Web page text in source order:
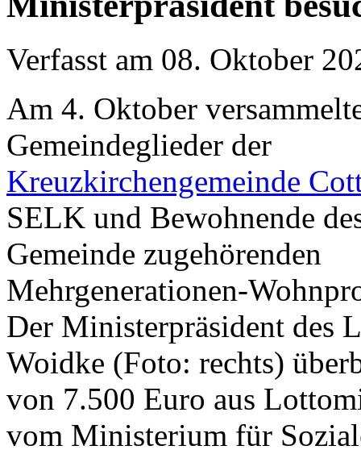
Verfasst am 08. Oktober
Am 4. Oktober
Gemeindeglieder der
Kreuzkirchengemeinde
SELK und Bewohnende
Gemeinde zugehörenden
Mehrgenerationen-
Der Ministerpräsident des
Woidke (Foto: rechts)
von 7.500 Euro aus
vom Ministerium für